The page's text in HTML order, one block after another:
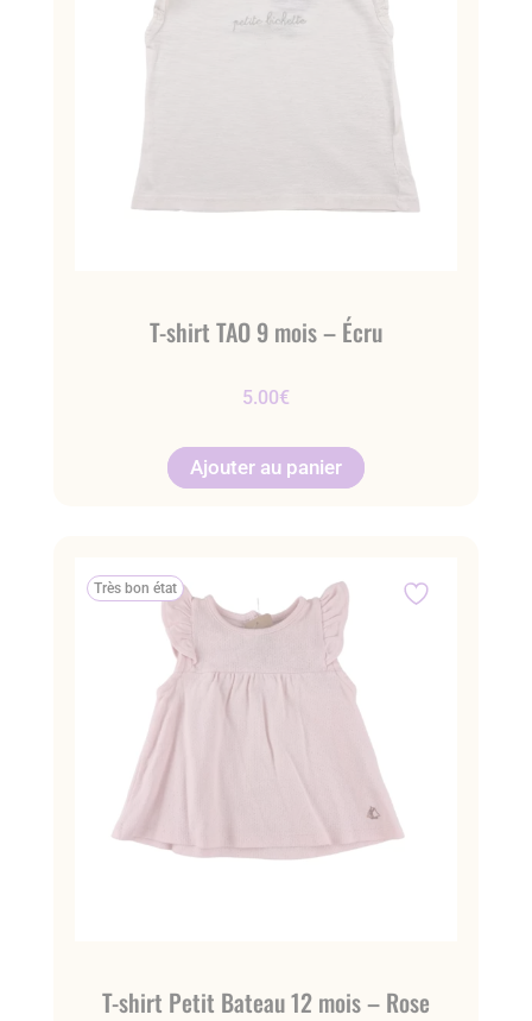
T-shirt TAO 9 mois – Écru
5.00€
Ajouter au panier
Très bon état
T-shirt Petit Bateau 12 mois – Rose